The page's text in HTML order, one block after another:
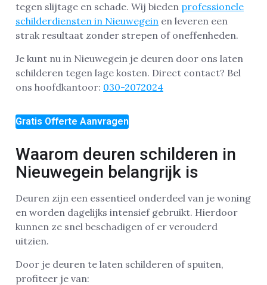
tegen slijtage en schade. Wij bieden professionele
schilderdiensten in Nieuwegein en leveren een
strak resultaat zonder strepen of oneffenheden.
Je kunt nu in Nieuwegein je deuren door ons laten
schilderen tegen lage kosten. Direct contact? Bel
ons hoofdkantoor: 030-2072024
Gratis Offerte Aanvragen
Waarom deuren schilderen in
Nieuwegein belangrijk is
Deuren zijn een essentieel onderdeel van je woning
en worden dagelijks intensief gebruikt. Hierdoor
kunnen ze snel beschadigen of er verouderd
uitzien.
Door je deuren te laten schilderen of spuiten,
profiteer je van: